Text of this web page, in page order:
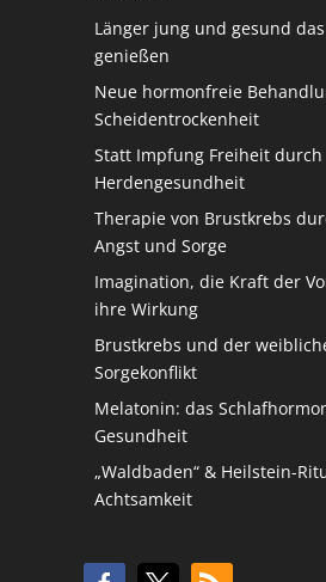
Länger jung und gesund
genießen
Neue hormonfreie
Scheidentrockenheit
Statt Impfung Freiheit durch
Herdengesundheit
Therapie von Brustkrebs
Angst und Sorge
Imagination, die Kraft der
ihre Wirkung
Brustkrebs und der
Sorgekonflikt
Melatonin: das
Gesundheit
„Waldbaden“ & Heilstein-
Achtsamkeit